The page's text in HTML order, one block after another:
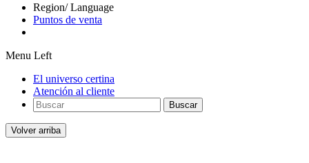
Region/ Language
Puntos de venta
Menu Left
El universo certina
Atención al cliente
Buscar
Volver arriba